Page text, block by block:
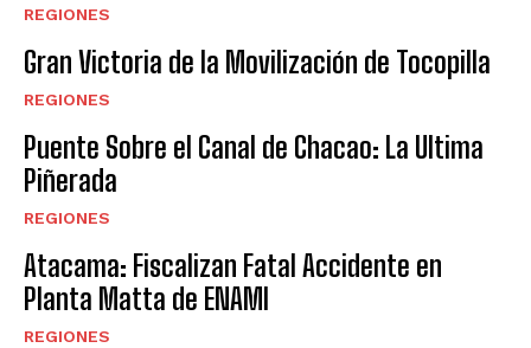
REGIONES
Gran Victoria de la Movilización de Tocopilla
REGIONES
Puente Sobre el Canal de Chacao: La Ultima
Piñerada
REGIONES
Atacama: Fiscalizan Fatal Accidente en
Planta Matta de ENAMI
REGIONES